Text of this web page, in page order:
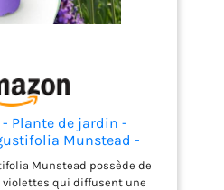
- Plante de jardin -
Munstead -
à l'hiver - Violet - 1
- Hauteur 15-25cm
Munstead possède de
qui diffusent une